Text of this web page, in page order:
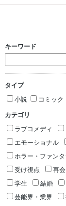
キーワード
タイプ
小説
コミック
カテゴリ
ラブコメディ
エモーショナル
ホラー・ファン
受け視点
再会
学生
結婚
芸能界・業界